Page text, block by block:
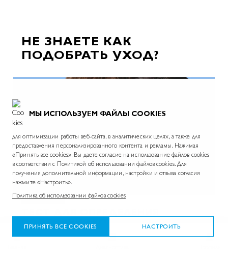
НЕ ЗНАЕТЕ КАК
ПОДОБРАТЬ УХОД?
2 мин
СОСТОЯНИЯ КОЖИ ТЕЛА
Подберите систему ухода для себя или ребенка
МЫ ИСПОЛЬЗУЕМ ФАЙЛЫ COOKIES
для оптимизации работы веб-сайта, в аналитических целях, а также для
предоставления персонализированного контента и рекламы. Нажимая
«Принять все cookies», Вы даете согласие на использование файлов cookies
в соответствии с Политикой об использовании файлов cookies. Для
получения дополнительной информации, настройки и отзыва согласия
нажмите «Настроить».
Политика об использовании файлов cookies
ПРИНЯТЬ ВСЕ COOKIES НАСТРОИТЬ